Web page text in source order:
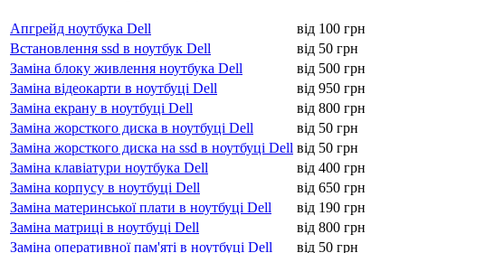
Апгрейд ноутбука Dell
від 100 грн
Встановлення ssd в ноутбук Dell
від 50 грн
Заміна блоку живлення ноутбука Dell
від 500 грн
Заміна відеокарти в ноутбуці Dell
від 950 грн
Заміна екрану в ноутбуці Dell
від 800 грн
Заміна жорсткого диска в ноутбуці Dell
від 50 грн
Заміна жорсткого диска на ssd в ноутбуці Dell від 50 грн
Заміна клавіатури ноутбука Dell
від 400 грн
Заміна корпусу в ноутбуці Dell
від 650 грн
Заміна материнської плати в ноутбуці Dell
від 190 грн
Заміна матриці в ноутбуці Dell
від 800 грн
Заміна оперативної пам'яті в ноутбуці Dell
від 50 грн